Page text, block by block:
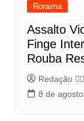
Roraima
Assalto
Finge
Rouba
Redação
8 de